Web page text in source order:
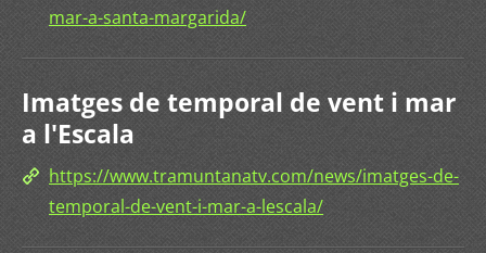
mar-a-santa-margarida/
Imatges de temporal de vent i mar
a l'Escala
https://www.tramuntanatv.com/news/imatges-de-
temporal-de-vent-i-mar-a-lescala/